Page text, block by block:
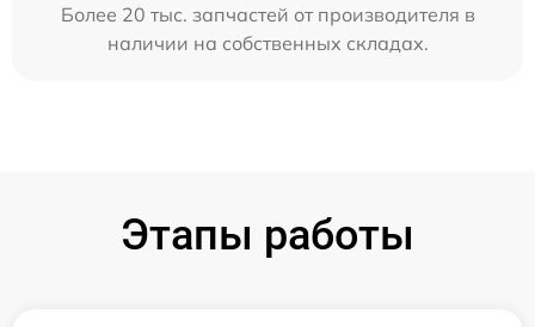
Более 20 тыс. запчастей от производителя в
наличии на собственных складах.
Этапы работы